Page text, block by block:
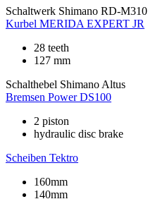
Schaltwerk Shimano RD-M310
Kurbel MERIDA EXPERT JR
28 teeth
127 mm
Schalthebel Shimano Altus
Bremsen Power DS100
2 piston
hydraulic disc brake
Scheiben Tektro
160mm
140mm